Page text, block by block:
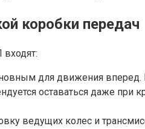
коробки передач
для движения вперед.
оставаться даже при
ведущих колес и